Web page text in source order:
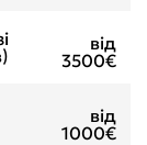
від
3500€
від
1000€